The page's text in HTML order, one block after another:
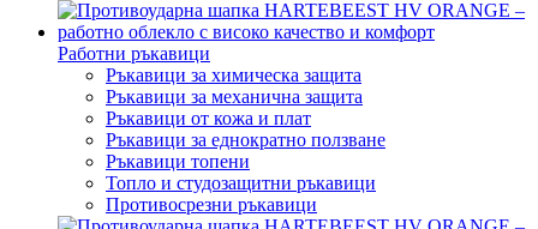
Работни ръкавици
Ръкавици за химическа защита
Ръкавици за механична защита
Ръкавици от кожа и плат
Ръкавици за еднократно ползване
Ръкавици топени
Топло и студозащитни ръкавици
Противосрезни ръкавици